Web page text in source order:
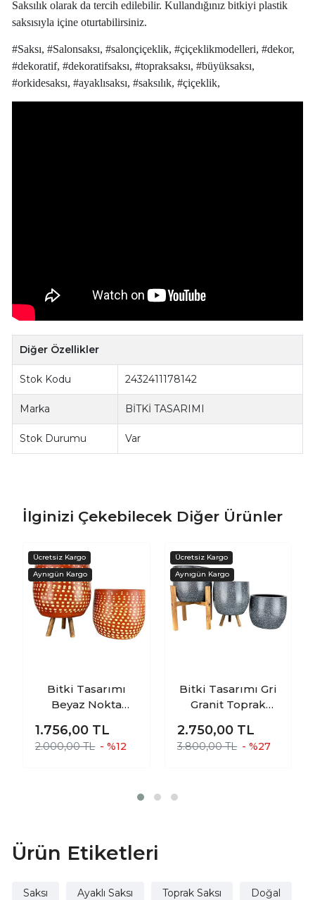
Saksılık olarak da tercih edilebilir. Kullandığınız bitkiyi plastik
saksısıyla içine oturtabilirsiniz.
#Saksı, #Salonsaksı, #salonçiçeklik, #çiçeklikmodelleri, #dekor,
#dekoratif, #dekoratifsaksı, #topraksaksı, #büyüksaksı,
#orkidesaksı, #ayaklısaksı, #saksılık, #çiçeklik,
Diğer Özellikler
Stok Kodu 2432411178142
Marka BİTKİ TASARIMI
Stok Durumu Var
İlginizi Çekebilecek Diğer Ürünler
Bitki Tasarımı
Beyaz Nokta
Saksı Saksılık
Salon Çiçeklik
1.756,00 TL
2.000,00 TL - %12
Bitki Tasarımı Gri
Granit Toprak
Salon Çiçeklik
Üçlü Set- 19 CM
2.750,00 TL
3.800,00 TL - %27
Ürün Etiketleri
Saksı Ayaklı Saksı Toprak Saksı Doğal